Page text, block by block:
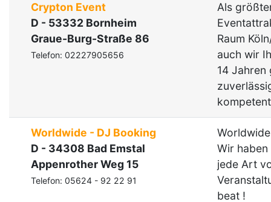
Crypton Event
D - 53332 Bornheim
Graue-Burg-Straße 86
Telefon: 02227905656
Als
Raum
auch wir
14 Jahren
Worldwide - DJ Booking
D - 34308 Bad Emstal
Appenrother Weg 15
Telefon: 05624 - 92 22 91
Wir
jede Art
beat !